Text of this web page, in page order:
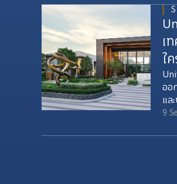
เ
ใ
ออ
แล
อย่
9